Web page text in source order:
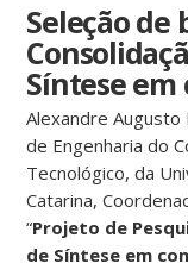
Seleção de
Síntese
Alexandre
de Engenharia do
Tecnológico, da
Catarina,
“Projeto de
de Síntese em